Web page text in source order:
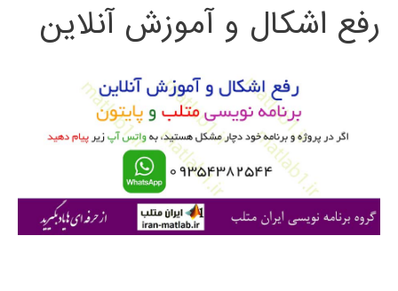
ج
ی
رفع اشکال و آموزش آنلاین